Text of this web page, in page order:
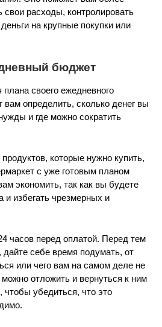
свои расходы, контролировать
на крупные покупки или
бюджет
своего ежедневного
определить, сколько денег вы
и где можно сократить
которые нужно купить,
с уже готовым планом
экономить, так как вы будете
и избегать чрезмерных и
часов перед оплатой. Перед тем
дайте себе время подумать, от
или чего вам на самом деле не
отложить и вернуться к ним
чтобы убедиться, что это